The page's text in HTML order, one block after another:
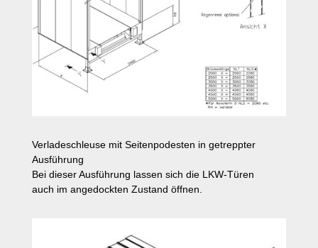
Verladeschleuse mit Seitenpodesten in getreppter
Ausführung
Bei dieser Ausführung lassen sich die LKW-Türen
auch im angedockten Zustand öffnen.